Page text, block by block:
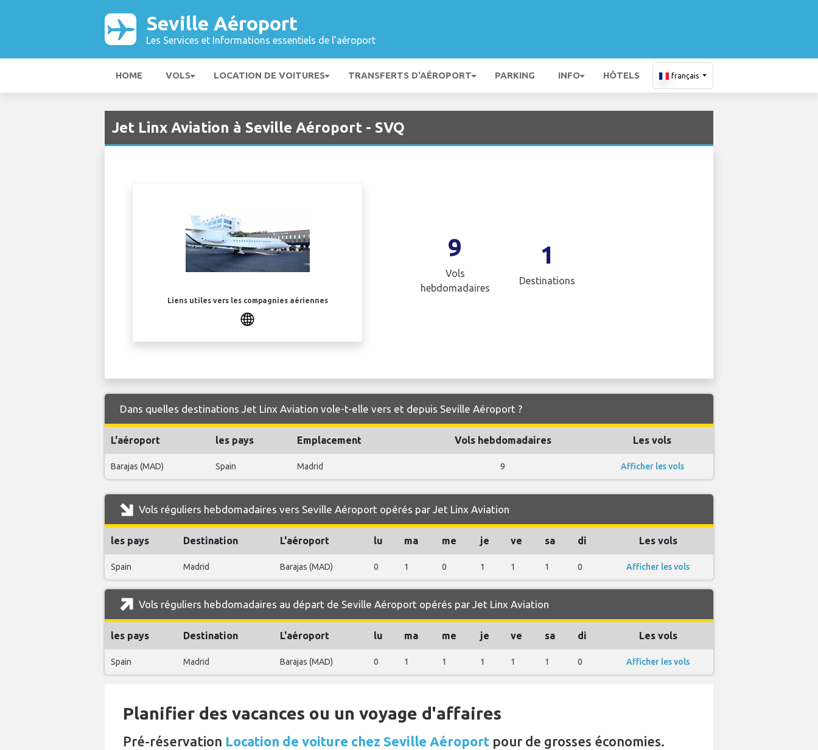
Seville Aéroport
Les Services et Informations essentiels de l’aéroport
HOME VOLS LOCATION DE VOITURES TRANSFERTS D'AÉROPORT PARKING INFO HÔTELS français
Jet Linx Aviation à Seville Aéroport - SVQ
Liens utiles vers les compagnies aériennes
9
Vols
hebdomadaires
1
Destinations
Dans quelles destinations Jet Linx Aviation vole-t-elle vers et depuis Seville Aéroport ?
L'aéroport les pays Emplacement Vols hebdomadaires Les vols
Barajas (MAD) Spain Madrid 9 Afficher les vols
Vols réguliers hebdomadaires vers Seville Aéroport opérés par Jet Linx Aviation
les pays Destination L'aéroport lu ma me je ve sa di Les vols
Spain Madrid Barajas (MAD) 0 1 0 1 1 1 0 Afficher les vols
Vols réguliers hebdomadaires au départ de Seville Aéroport opérés par Jet Linx Aviation
les pays Destination L'aéroport lu ma me je ve sa di Les vols
Spain Madrid Barajas (MAD) 0 1 1 1 1 1 0 Afficher les vols
Planifier des vacances ou un voyage d'affaires
Pré-réservation Location de voiture chez Seville Aéroport pour de grosses économies.